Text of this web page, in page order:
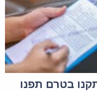
בטרם תפנו